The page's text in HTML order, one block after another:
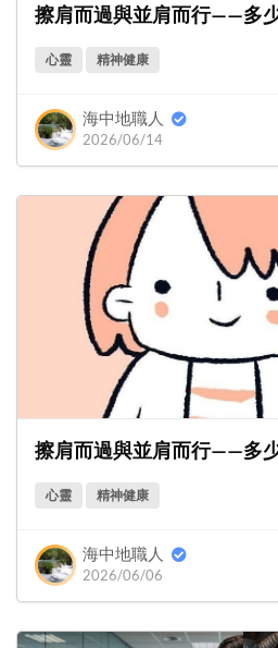
擦肩而過與並肩而行——多少
心靈 精神健康
海中地職人
2026/06/14
擦肩而過與並肩而行——多
心靈 精神健康
海中地職人
2026/06/06